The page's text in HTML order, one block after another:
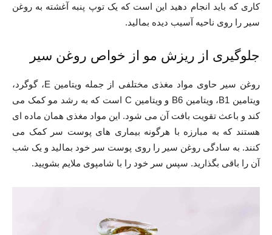
کاری که باید انجام دهید این است که یک توپ پنبه آغشته به روغن
سیر را روی ناحیه آسیب دیده بمالید.
جلوگیری از ریزش مو از خواص روغن سیر
روغن سیر حاوی مواد مغذی مختلفی از جمله ویتامین E، گوگرد،
ویتامین B1، ویتامین B6 و ویتامین C است که به رشد مو کمک می
کند و باعث تقویت بافت آن می شود. این مواد مغذی همان ماده ای
هستند که به مبارزه با هرگونه بیماری های پوست سر کمک می
کنند. به سادگی روغن سیر را روی پوست سر خود بمالید و یک شب
آن را باقی بگذارید. سپس سر خود را با شامپوی ملایم بشویید.